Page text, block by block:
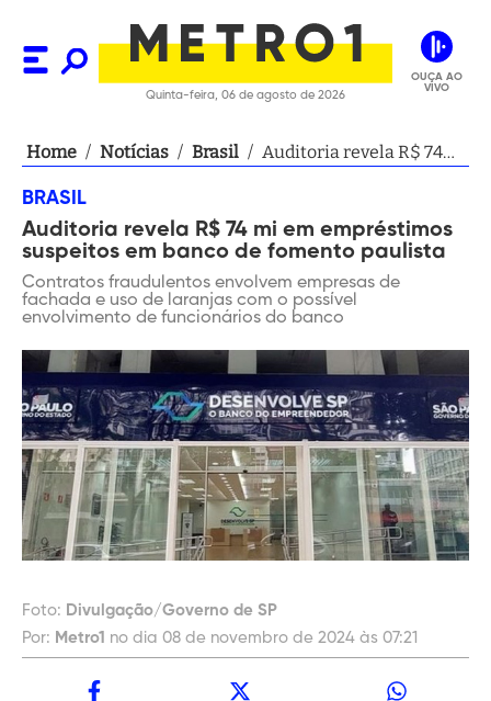
Quinta-feira, 06 de agosto de 2026
OUÇA AO
VIVO
Home / Notícias / Brasil / Auditoria revela R$ 74
fomento paulista
BRASIL
Auditoria revela R$ 74 mi em empréstimos
suspeitos em banco de fomento paulista
Contratos fraudulentos envolvem empresas de
fachada e uso de laranjas com o possível
envolvimento de funcionários do banco
Foto: Divulgação/Governo de SP
Por: Metro1 no dia 08 de novembro de 2024 às 07:21